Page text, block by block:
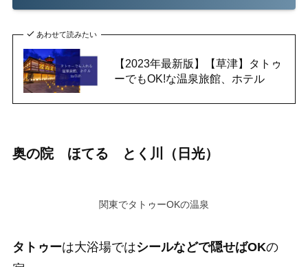
あわせて読みたい
【2023年最新版】【草津】タトゥ
ーでもOK!な温泉旅館、ホテル
奥の院 ほてる とく川（日光）
関東でタトゥーOKの温泉
タトゥーは大浴場ではシールなどで隠せばOKの